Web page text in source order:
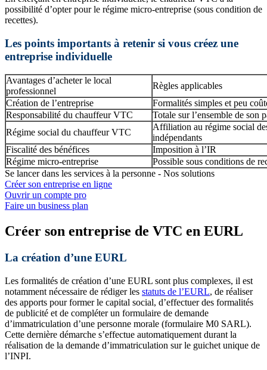
possibilité d’opter pour le régime micro-entreprise (sous condition de
recettes).
Les points importants à retenir si vous créez une
entreprise individuelle
Avantages d’acheter le local
professionnel
Règles applicables
Création de l’entreprise
Formalités simples et peu
Responsabilité du chauffeur VTC
Totale sur l’ensemble de son
Régime social du chauffeur VTC
Affiliation au régime social
indépendants
Fiscalité des bénéfices
Imposition à l’IR
Régime micro-entreprise
Possible sous conditions de
Se lancer dans les services à la personne - Nos solutions
Créer son entreprise en ligne
Ouvrir un compte pro
Faire un business plan
Créer son entreprise de VTC en EURL
La création d’une EURL
Les formalités de création d’une EURL sont plus complexes, il est
notamment nécessaire de rédiger les statuts de l’EURL, de réaliser
des apports pour former le capital social, d’effectuer des formalités
de publicité et de compléter un formulaire de demande
d’immatriculation d’une personne morale (formulaire M0 SARL).
Cette dernière démarche s’effectue automatiquement durant la
réalisation de la demande d’immatriculation sur le guichet unique de
l’INPI.